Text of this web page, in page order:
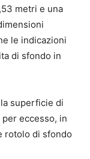
metri e una
le indicazioni
di sfondo in
superficie di
eccesso, in
rotolo di sfondo